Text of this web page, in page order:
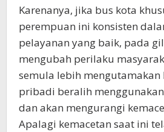
Karenanya, jika bus kota
perempuan ini konsisten
pelayanan yang baik, pada
mengubah perilaku
semula lebih mengutamakan
pribadi beralih
dan akan mengurangi
Apalagi kemacetan saat ini